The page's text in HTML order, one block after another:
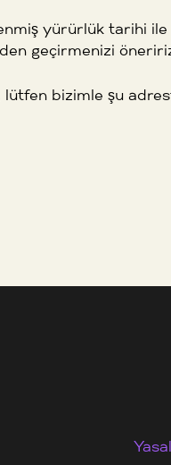
yürürlük tarihi
geçirmenizi
lütfen bizimle şu